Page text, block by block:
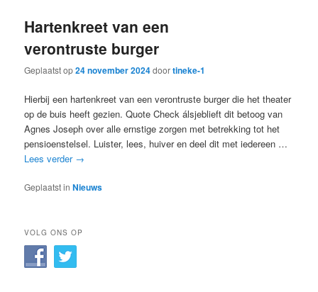
Hartenkreet van een
verontruste burger
Geplaatst op24 november 2024doortineke-1
Hierbij een hartenkreet van een verontruste burger die het theater
op de buis heeft gezien. Quote Check álsjeblieft dit betoog van
Agnes Joseph over alle ernstige zorgen met betrekking tot het
pensioenstelsel. Luister, lees, huiver en deel dit met iedereen …
Lees verder →
Geplaatst in Nieuws
VOLG ONS OP